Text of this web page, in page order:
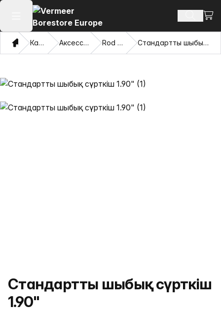
Негізгі мәзірді ашу Іздеу
Үй Каталог Аксессуарлар Rod Wipers Стандартты шыбық сүрткіш 1.90"
Өнімнің атауы
Стандартты шыбық сүрткіш
1.90"